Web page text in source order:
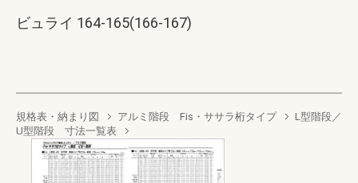
ビュライ 164-165(166-167)
規格表・納まり図 アルミ階段 Fis・ササラ桁タイプ
L型階段／
U型階段 寸法一覧表